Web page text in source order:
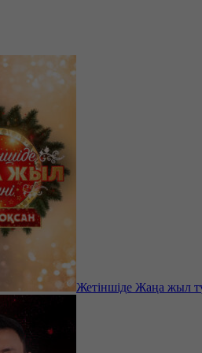
Жетіншіде Жаңа жыл